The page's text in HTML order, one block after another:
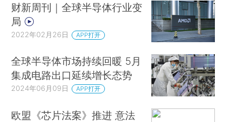
财新周刊｜全球半导体行业变
局
2022年02月26日 APP打开
全球半导体市场持续回暖 5月
集成电路出口延续增长态势
2024年06月09日 APP打开
欧盟《芯片法案》推进 意法